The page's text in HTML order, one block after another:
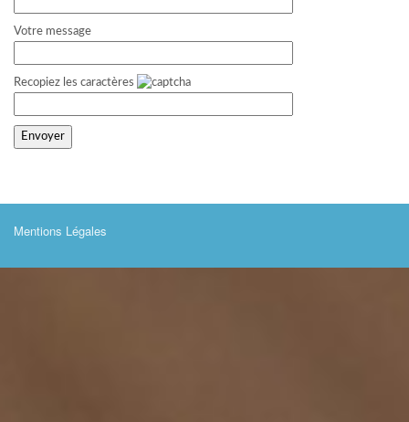
Votre message
Recopiez les caractères
Mentions Légales